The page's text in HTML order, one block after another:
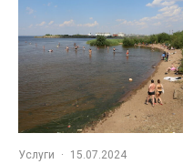
Услуги · 15.07.2024